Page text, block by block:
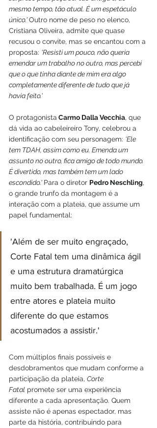
mesmo tempo, tão atual. É um espetáculo
único.' Outro nome de peso no elenco,
Cristiana Oliveira, admite que quase
recusou o convite, mas se encantou com a
proposta: 'Resisti um pouco, não queria
emendar um trabalho no outro, mas percebi
que o que tinha diante de mim era algo
completamente diferente de tudo que já
havia feito.'
O protagonista Carmo Dalla Vecchia, que
dá vida ao cabeleireiro Tony, celebrou a
identificação com seu personagem: 'Ele
tem TDAH, assim como eu. Emenda um
assunto no outro, fica amigo de todo mundo.
É divertido, mas também tem um lado
escondido.' Para o diretor Pedro Neschling,
o grande trunfo da montagem é a
interação com a plateia, que assume um
papel fundamental:
'Além de ser muito engraçado,
Corte Fatal tem uma dinâmica ágil
e uma estrutura dramatúrgica
muito bem trabalhada. É um jogo
entre atores e plateia muito
diferente do que estamos
acostumados a assistir.'
Com múltiplos finais possíveis e
desdobramentos que mudam conforme a
participação da plateia, Corte
Fatal promete ser uma experiência
diferente a cada apresentação. Quem
assiste não é apenas espectador, mas
parte da história, contribuindo para